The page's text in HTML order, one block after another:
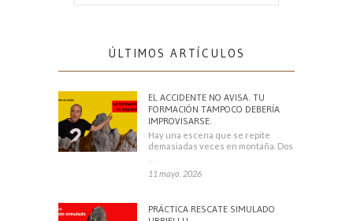
ÚLTIMOS ARTÍCULOS
EL ACCIDENTE NO AVISA. TU
FORMACIÓN TAMPOCO DEBERÍA
IMPROVISARSE.
Hay una escena que se repite
demasiadas veces en montaña. Dos
11 mayo, 2026
PRÁCTICA RESCATE SIMULADO